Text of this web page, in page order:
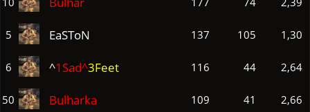
5 EaSToN 137 105 1,30
6 ^1Sad^3Feet 116 44 2,64
50 Bulharka 109 41 2,66